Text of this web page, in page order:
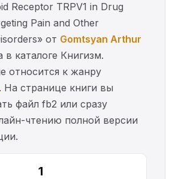
Receptor TRPV1 in Drug
Pain and Other
от Gomtsyan Arthur
в каталоге Книгизм.
относится к жанру
. На странице книги вы
файл fb2 или сразу
чтению полной версии
1